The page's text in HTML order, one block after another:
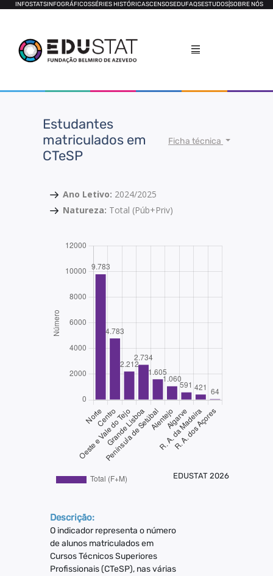
INFOSTATSINFOGRÁFICOSSÉRIES HISTÓRICASCENSOSEDUFAQSESTUDOSSOBRE NÓS
Estudantes
matriculados em
CTeSP
Ficha técnica
Ano Letivo: 2024/2025
Natureza: Total (Púb+Priv)
EDUSTAT 2026
Descrição:
O indicador representa o número
de alunos matriculados em
Cursos Técnicos Superiores
Profissionais (CTeSP), nas várias